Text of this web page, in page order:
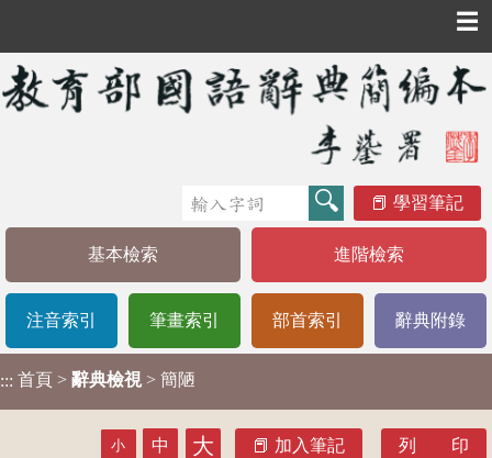
☰
學習筆記
基本檢索 進階檢索
注音索引 筆畫索引 部首索引 辭典附錄
::: 首頁 > 辭典檢視 > 簡陋
小 中 大 加入筆記 列 印